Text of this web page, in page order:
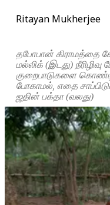
Ritayan Mukherjee
தபோபான் கிராமத்தை
மல்லிக் (இடது)
குறைபாடுகளை
போகாமல், எதை
ஜதின் பக்தா (வலது)